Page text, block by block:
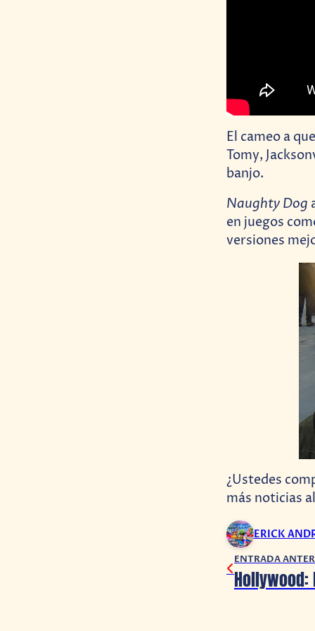
El cameo a
Tomy,
banjo.
Naughty Dog
en juegos
versiones
¿Ustedes
más noticias
ERICK
ENTRADA